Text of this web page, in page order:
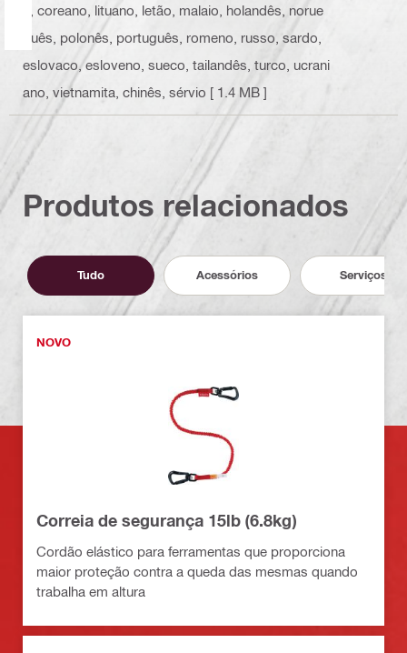
e, coreano, lituano, letão, malaio, holandês, norue
guês, polonês, português, romeno, russo, sardo,
eslovaco, esloveno, sueco, tailandês, turco, ucrani
ano, vietnamita, chinês, sérvio [ 1.4 MB ]
Produtos relacionados
Tudo Acessórios Serviços
NOVO
Correia de segurança 15lb (6.8kg)
Cordão elástico para ferramentas que proporciona
maior proteção contra a queda das mesmas quando
trabalha em altura